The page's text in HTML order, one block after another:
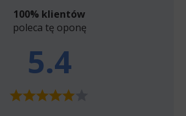
100% klientów
poleca tę oponę
5.4